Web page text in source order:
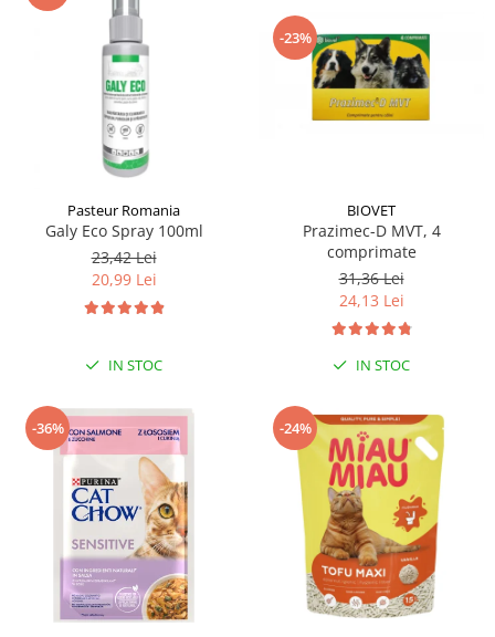
Pasteur Romania
Galy Eco Spray 100ml
23,42 Lei
20,99 Lei
IN STOC
-23%
BIOVET
Prazimec-D MVT, 4
comprimate
31,36 Lei
24,13 Lei
IN STOC
-36% -24%